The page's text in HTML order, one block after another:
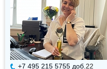
+7 495 215 5755 доб. 7